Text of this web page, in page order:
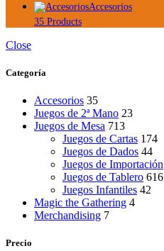
Accesorios
35 Products
Close
Categoría
Accesorios 35
Juegos de 2ª Mano 23
Juegos de Mesa 713
Juegos de Cartas 174
Juegos de Dados 44
Juegos de Importación
Juegos de Tablero 616
Juegos Infantiles 42
Magic the Gathering 4
Merchandising 7
Precio